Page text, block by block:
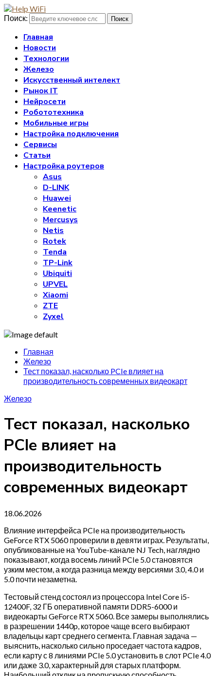
Поиск: Поиск
Главная
Новости
Технологии
Железо
Искусственный интелект
Рынок IT
Нейросети
Робототехника
Мобильные игры
Настройка подключения
Сервисы
Статьи
Настройка роутеров
Asus
D-LINK
Huawei
Keenetic
Mercusys
Netis
Rotek
Tenda
TP-Link
Ubiquiti
UPVEL
Xiaomi
ZTE
Zyxel
Главная
Железо
Тест показал, насколько PCIe влияет на
производительность современных видеокарт
Железо
Тест показал, насколько
PCIe влияет на
производительность
современных видеокарт
18.06.2026
Влияние интерфейса PCIe на производительность
GeForce RTX 5060 проверили в девяти играх. Результаты,
опубликованные на YouTube-канале NJ Tech, наглядно
показывают, когда восемь линий PCIe 5.0 становятся
узким местом, а когда разница между версиями 3.0, 4.0 и
5.0 почти незаметна.
Тестовый стенд состоял из процессора Intel Core i5-
12400F, 32 ГБ оперативной памяти DDR5-6000 и
видеокарты GeForce RTX 5060. Все замеры выполнялись
в разрешении 1440p, которое чаще всего выбирают
владельцы карт среднего сегмента. Главная задача —
выяснить, насколько сильно проседает частота кадров,
если карту с 8 линиями PCIe 5.0 установить в слот PCIe 4.0
или даже 3.0, характерный для старых платформ.